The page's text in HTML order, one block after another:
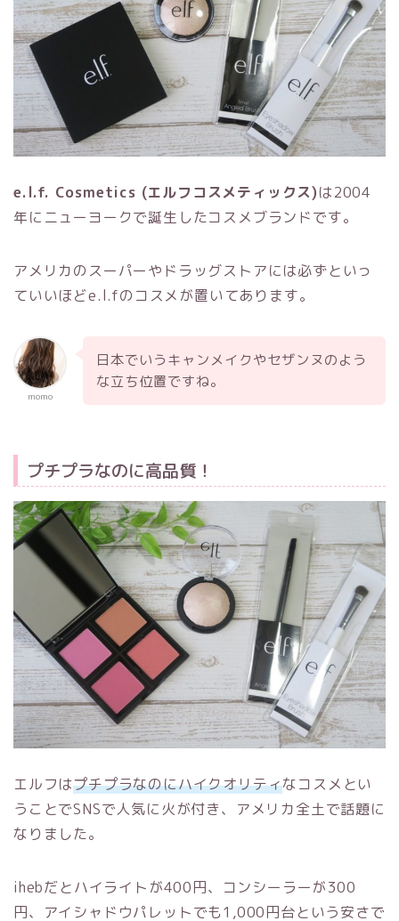
e.l.f. Cosmetics (エルフコスメティックス)は2004
年にニューヨークで誕生したコスメブランドです。
アメリカのスーパーやドラッグストアには必ずといっ
ていいほどe.l.fのコスメが置いてあります。
momo
日本でいうキャンメイクやセザンヌのよう
な立ち位置ですね。
プチプラなのに高品質！
エルフはプチプラなのにハイクオリティなコスメとい
うことでSNSで人気に火が付き、アメリカ全土で話題に
なりました。
ihebだとハイライトが400円、コンシーラーが300
円、アイシャドウパレットでも1 ,000円台という安さで